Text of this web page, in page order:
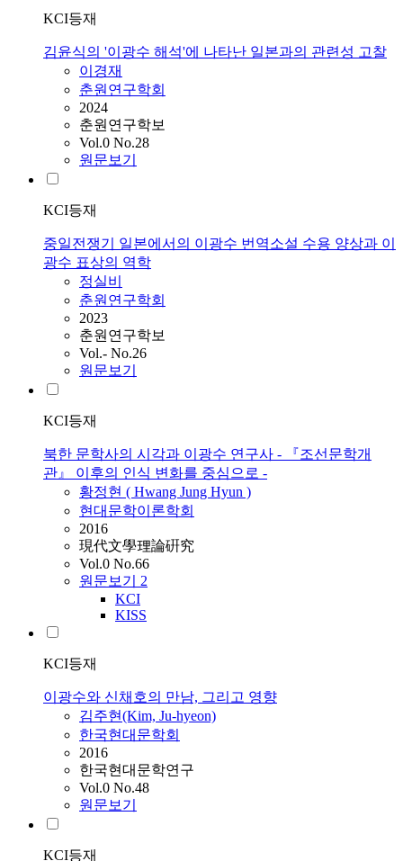
KCI등재
김윤식의 '이광수 해석'에 나타난 일본과의 관련성 고찰
이경재
춘원연구학회
2024
춘원연구학보
Vol.0 No.28
원문보기
KCI등재
중일전쟁기 일본에서의 이광수 번역소설 수용 양상과 이
광수 표상의 역학
정실비
춘원연구학회
2023
춘원연구학보
Vol.- No.26
원문보기
KCI등재
북한 문학사의 시각과 이광수 연구사 - 『조선문학개
관』 이후의 인식 변화를 중심으로 -
황정현 ( Hwang Jung Hyun )
현대문학이론학회
2016
現代文學理論硏究
Vol.0 No.66
원문보기 2
KCI
KISS
KCI등재
이광수와 신채호의 만남, 그리고 영향
김주현(Kim, Ju-hyeon)
한국현대문학회
2016
한국현대문학연구
Vol.0 No.48
원문보기
KCI등재